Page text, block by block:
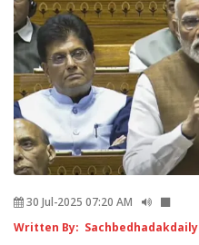
30 Jul-2025 07:20 AM
Written By: Sachbedhadakdaily